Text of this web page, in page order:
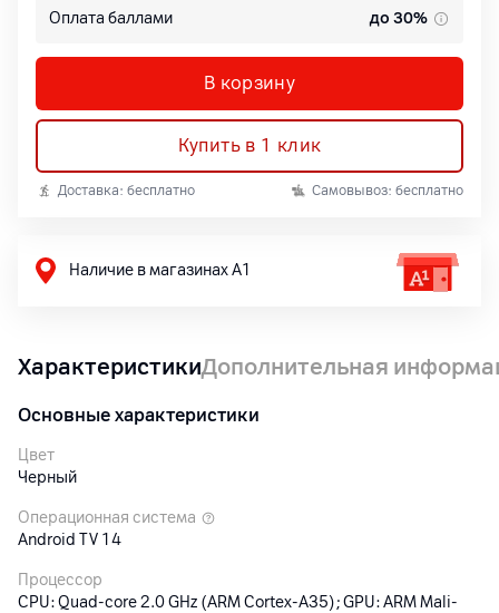
Оплата баллами до 30%
В корзину
Купить в 1 клик
Доставка: бесплатно Самовывоз: бесплатно
Наличие в магазинах А1
ХарактеристикиДополнительная
Основные характеристики
Цвет
Черный
Операционная система
Android TV 14
Процессор
CPU: Quad-core 2.0 GHz (ARM Cortex-A35); GPU: ARM Mali-